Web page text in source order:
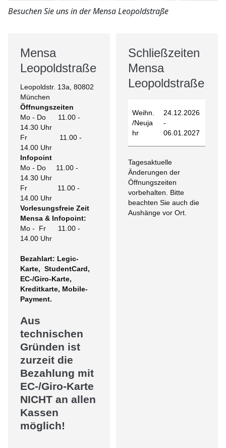
Besuchen Sie uns in der Mensa Leopoldstraße
Mensa
Leopoldstraße
Leopoldstr. 13a, 80802
München
Öffnungszeiten
Mo - Do 11.00 -
14.30 Uhr
Fr 11.00 -
14.00 Uhr
Infopoint
Mo - Do 11.00 -
14.30 Uhr
Fr 11.00 -
14.00 Uhr
Vorlesungsfreie Zeit
Mensa & Infopoint:
Mo - Fr 11.00 -
14.00 Uhr
Bezahlart: Legic-
Karte, StudentCard,
EC-/Giro-Karte,
Kreditkarte, Mobile-
Payment.
Aus
technischen
Gründen ist
zurzeit die
Bezahlung mit
EC-/Giro-Karte
NICHT an allen
Kassen
möglich!
Schließzeiten
Mensa
Leopoldstraße
Weihn.
/Neuja
hr
24.12.2026
-
06.01.2027
Tagesaktuelle
Änderungen der
Öffnungszeiten
vorbehalten. Bitte
beachten Sie auch die
Aushänge vor Ort.